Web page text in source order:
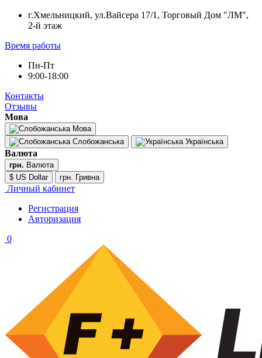
г.Хмельницкий, ул.Вайсера 17/1, Торговый Дом "ЛМ",
2-й этаж
Время работы
Пн-Пт
9:00-18:00
Контакты
Отзывы
Мова
Мова
Слобожанська
Українська
Валюта
грн. Валюта
$ US Dollar
грн. Гривна
Личный кабинет
Регистрация
Авторизация
0